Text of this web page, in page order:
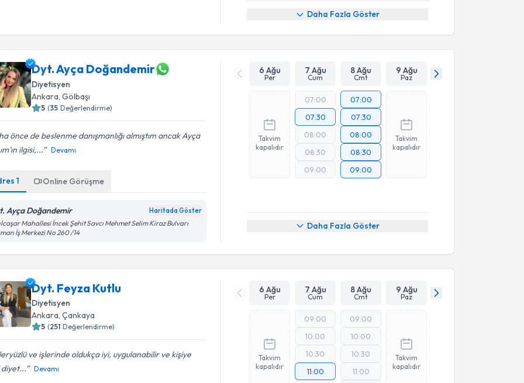
Daha Fazla Göster
Dyt. Ayça Doğandemir
Diyetisyen
Ankara , Gölbaşı
5 (35 Değerlendirme)
önce de beslenme danışmanlığı almıştım ancak Ayça
ilgisi,...
Devamı
1 Online Görüşme
Ayça Doğandemir Haritada Göster
Mahallesi İncek Şehit Savcı Mehmet Selim Kiraz Bulvarı
İş Merkezi No 260 /14
6 Ağu
Per
7 Ağu
Cum
8 Ağu
Cmt
9 Ağu
Paz
Takvim
kapalıdır
07:00
07:30
08:00
08:30
09:00
07:00
07:30
08:00
08:30
09:00
Takvim
kapalıdır
Daha Fazla Göster
Dyt. Feyza Kutlu
Diyetisyen
Ankara , Çankaya
5 (251 Değerlendirme)
ve işlerinde oldukça iyi, uygulanabilir ve kişiye
diyet...
Devamı
6 Ağu
Per
7 Ağu
Cum
8 Ağu
Cmt
9 Ağu
Paz
Takvim
kapalıdır
09:00
10:00
10:30
11:00
09:00
10:00
10:30
11:00
Takvim
kapalıdır